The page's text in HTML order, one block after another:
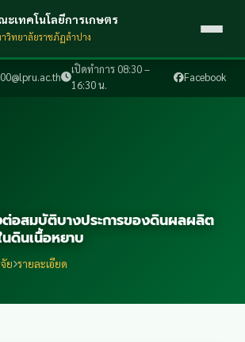
เปิดทำการ 08:30 –
16:30 น.
Facebook
ะเทคโนโลยีการเกษตร
วิทยาลัยราชภัฏลำปาง
อสมบัติบางประการของดินผลผลิต
ดินเนื้อหยาบ
ย รายละเอียด